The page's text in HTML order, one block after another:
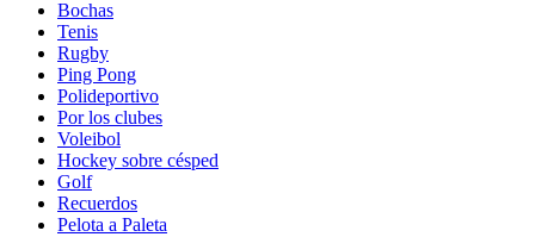
Bochas
Tenis
Rugby
Ping Pong
Polideportivo
Por los clubes
Voleibol
Hockey sobre césped
Golf
Recuerdos
Pelota a Paleta